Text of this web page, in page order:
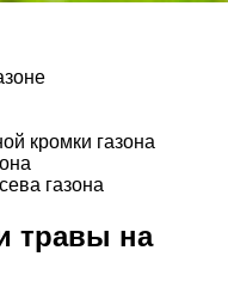
кромки газона
газона
травы на